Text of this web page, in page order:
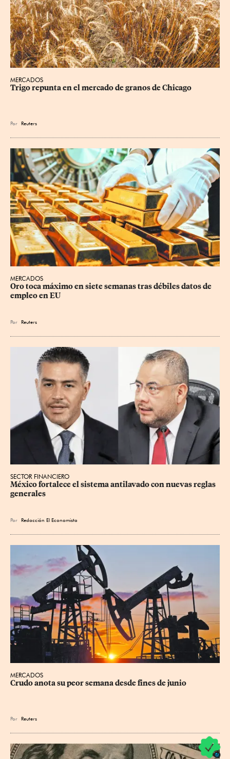
MERCADOS
Trigo repunta en el mercado de granos de Chicago
Por Reuters
MERCADOS
Oro toca máximo en siete semanas tras débiles datos de
empleo en EU
Por Reuters
SECTOR FINANCIERO
México fortalece el sistema antilavado con nuevas reglas
generales
Por Redacción El Economista
MERCADOS
Crudo anota su peor semana desde fines de junio
Por Reuters